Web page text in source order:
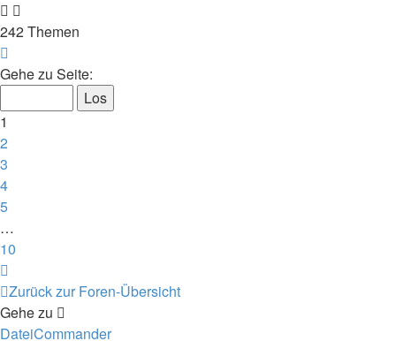
242 Themen
1
10
Gehe zu Seite:
1
2
3
4
5
…
10
Zurück zur Foren-Übersicht
Gehe zu
DateiCommander